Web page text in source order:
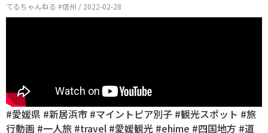
てるちゃんねる #信州 / 2022-02-28
#愛媛県 #新居浜市 #マイントピア別子 #観光スポット #旅
行動画 #一人旅 #travel #愛媛観光 #ehime #四国地方 #道